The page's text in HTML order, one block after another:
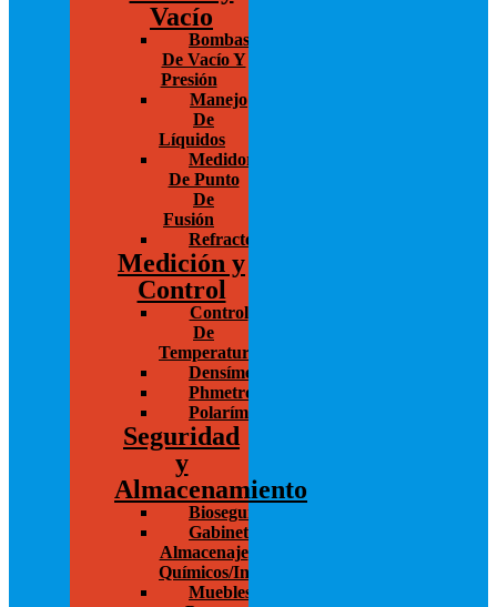
Vacío
Bombas
De Vacío Y
Presión
Manejo
De
Líquidos
Medidores
De Punto
De
Fusión
Refractómetro
Medición y
Control
Control
De
Temperatura
Densímetros
Phmetros
Polarímetros
Seguridad
y
Almacenamiento
Bioseguridad
Gabinetes
Almacenaje
Químicos/Inflamables
Muebles